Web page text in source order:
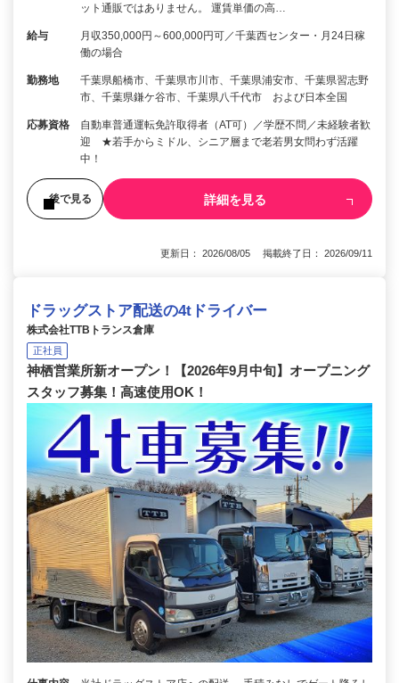
ット通販ではありません。 運賃単価の高…
給与
月収350,000円～600,000円可／千葉西センター・月24日稼
働の場合
勤務地
千葉県船橋市、千葉県市川市、千葉県浦安市、千葉県習志野
市、千葉県鎌ケ谷市、千葉県八千代市 および日本全国
応募資格
自動車普通運転免許取得者（AT可）／学歴不問／未経験者歓
迎 ★若手からミドル、シニア層まで老若男女問わず活躍
中！
後で見る 詳細を見る
更新日： 2026/08/05 掲載終了日： 2026/09/11
ドラッグストア配送の4tドライバー
株式会社TTBトランス倉庫
正社員
神栖営業所新オープン！【2026年9月中旬】オープニング
スタッフ募集！高速使用OK！